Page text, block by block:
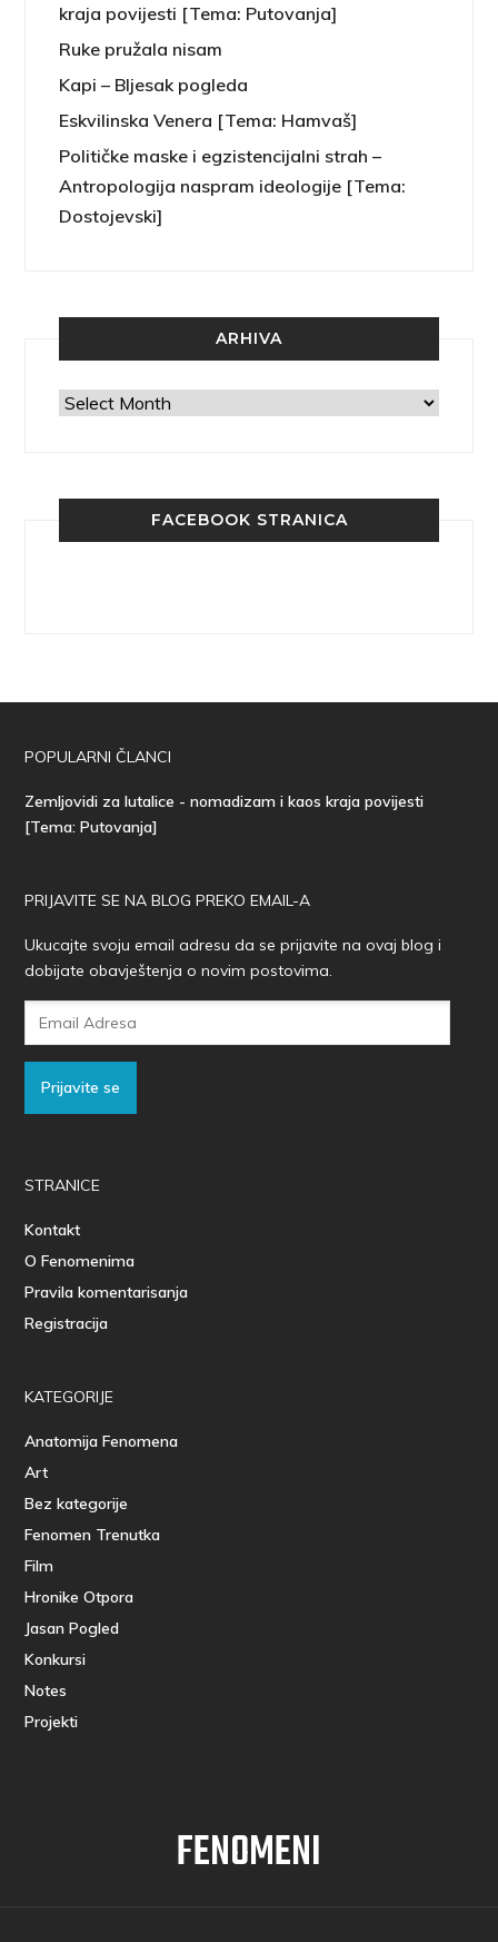
kraja povijesti [Tema: Putovanja]
Ruke pružala nisam
Kapi – Bljesak pogleda
Eskvilinska Venera [Tema: Hamvaš]
Političke maske i egzistencijalni strah –
Antropologija naspram ideologije [Tema:
Dostojevski]
ARHIVA
Arhiva
FACEBOOK STRANICA
POPULARNI ČLANCI
Zemljovidi za lutalice - nomadizam i kaos kraja povijesti
[Tema: Putovanja]
PRIJAVITE SE NA BLOG PREKO EMAIL-A
Ukucajte svoju email adresu da se prijavite na ovaj blog i
dobijate obavještenja o novim postovima.
Prijavite se
STRANICE
Kontakt
O Fenomenima
Pravila komentarisanja
Registracija
KATEGORIJE
Anatomija Fenomena
Art
Bez kategorije
Fenomen Trenutka
Film
Hronike Otpora
Jasan Pogled
Konkursi
Notes
Projekti
FENOMENI